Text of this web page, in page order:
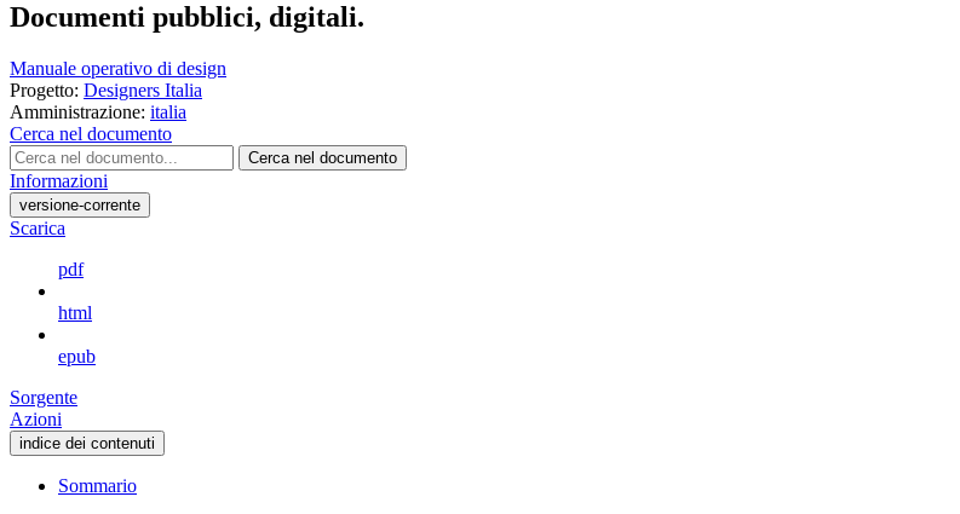
Documenti pubblici, digitali.
Manuale operativo di design
Progetto: Designers Italia
Amministrazione: italia
Cerca nel documento
Cerca nel documento
Informazioni
versione-corrente
Scarica
pdf
html
epub
Sorgente
Azioni
indice dei contenuti
Sommario